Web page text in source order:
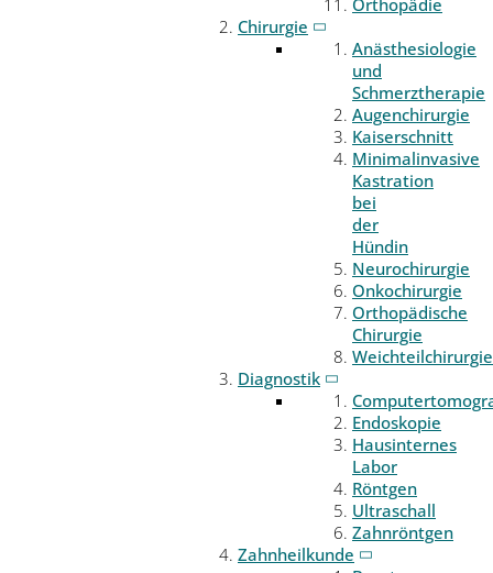
Chirurgie
Anästhesiologie
und
Schmerztherapie
Augenchirurgie
Kaiserschnitt
Minimalinvasive
Kastration
bei
der
Hündin
Neurochirurgie
Onkochirurgie
Orthopädische
Chirurgie
Weichteilchirurgie
Diagnostik
Endoskopie
Hausinternes
Labor
Röntgen
Ultraschall
Zahnröntgen
Zahnheilkunde